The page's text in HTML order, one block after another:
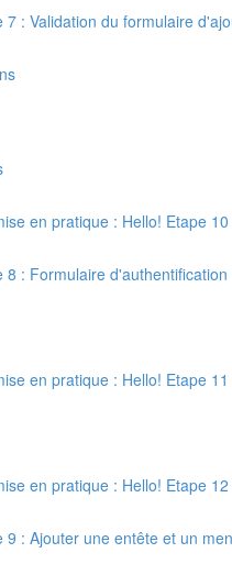
7 : Validation du formulaire
en pratique : Hello! Etape 10
8 : Formulaire
en pratique : Hello! Etape 11
en pratique : Hello! Etape 12
9 : Ajouter une entête et un